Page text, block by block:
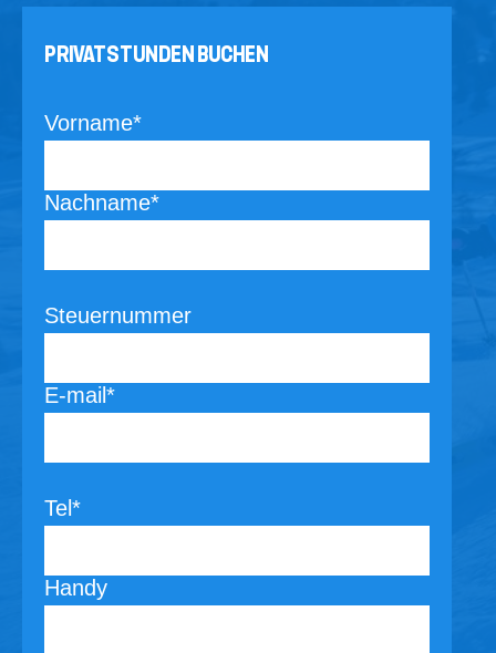
PRIVATSTUNDEN BUCHEN
Vorname*
Nachname*
Steuernummer
E-mail*
Tel*
Handy